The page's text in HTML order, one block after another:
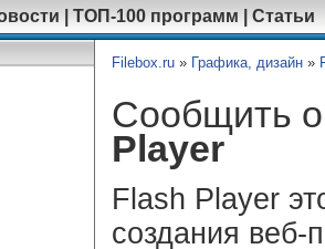
ТОП-100 программ Статьи
Filebox.ru » Графика, дизайн »
Сообщить
Player
Flash Player
создания